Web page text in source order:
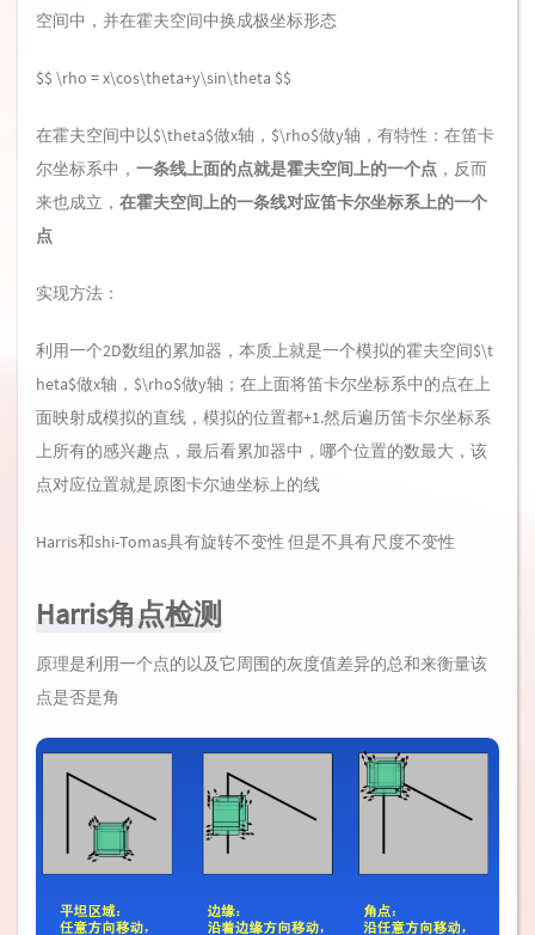
空间中，并在霍夫空间中换成极坐标形态
$$ \rho = x\cos\theta+y\sin\theta $$
在霍夫空间中以$\theta$做x轴，$\rho$做y轴，有特性：在笛卡
尔坐标系中， 一条线上面的点就是霍夫空间上的一个点 ，反而
来也成立， 在霍夫空间上的一条线对应笛卡尔坐标系上的一个
点
实现方法：
利用一个2D数组的累加器，本质上就是一个模拟的霍夫空间$\t
heta$做x轴，$\rho$做y轴；在上面将笛卡尔坐标系中的点在上
面映射成模拟的直线，模拟的位置都+1.然后遍历笛卡尔坐标系
上所有的感兴趣点，最后看累加器中，哪个位置的数最大，该
点对应位置就是原图卡尔迪坐标上的线
Harris和shi-Tomas具有旋转不变性 但是不具有尺度不变性
Harris角点检测
原理是利用一个点的以及它周围的灰度值差异的总和来衡量该
点是否是角